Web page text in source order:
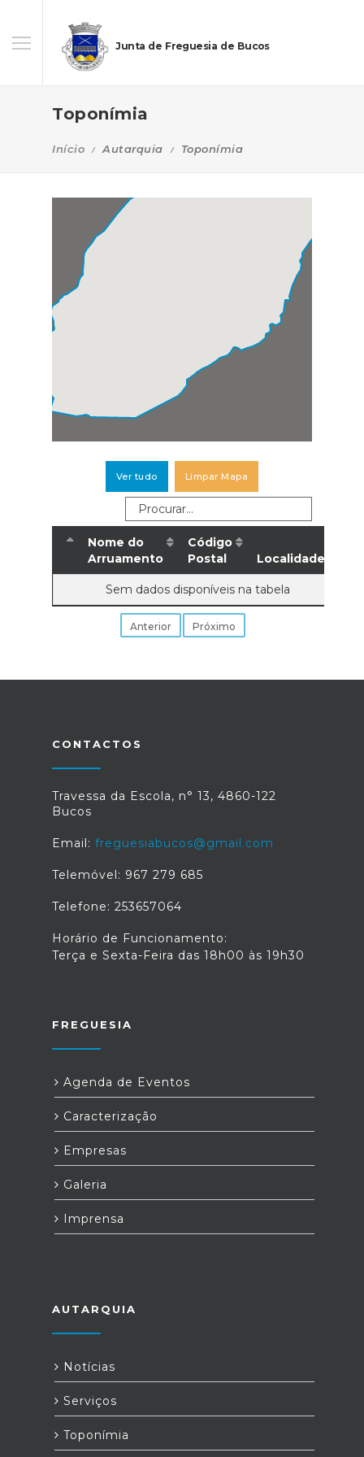
Junta de Freguesia de Bucos
Toponímia
Início Autarquia Toponímia
Ver tudo Limpar Mapa
Nome do
Arruamento
Código
Postal
Localidade
Sem dados disponíveis na tabela
Anterior Próximo
CONTACTOS
Travessa da Escola, n° 13, 4860-122
Bucos
Email: freguesiabucos@gmail.com
Telemóvel: 967 279 685
Telefone: 253657064
Horário de Funcionamento:
Terça e Sexta-Feira das 18h00 às 19h30
FREGUESIA
Agenda de Eventos
Caracterização
Empresas
Galeria
Imprensa
AUTARQUIA
Notícias
Serviços
Toponímia